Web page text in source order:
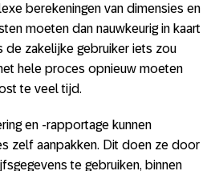
berekeningen van dimensies en
moeten dan nauwkeurig in kaart
de zakelijke gebruiker iets zou
hele proces opnieuw moeten
te veel tijd.
en -rapportage kunnen
zelf aanpakken. Dit doen ze door
te gebruiken, binnen